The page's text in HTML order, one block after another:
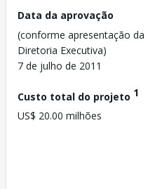
Data da aprovação
(conforme apresentação da
Diretoria Executiva)
7 de julho de 2011
Custo total do projeto 1
US$ 20.00 milhões